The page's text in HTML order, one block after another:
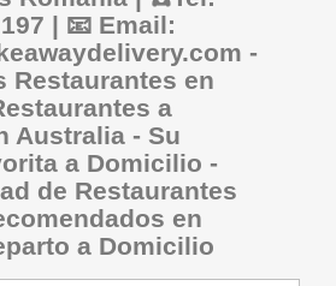
| 📧 Email:
-
Restaurantes en
a
Australia - Su
a Domicilio -
de Restaurantes
en
a Domicilio